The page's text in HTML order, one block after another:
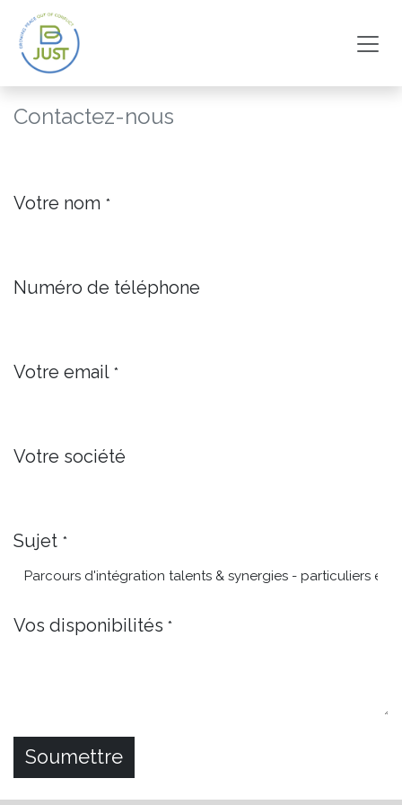
Skip to Content
Contactez-nous
Votre nom *
Numéro de téléphone
Votre email *
Votre société
Sujet *
Vos disponibilités *
Soumettre